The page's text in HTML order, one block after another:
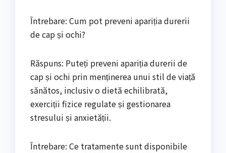
Întrebare: Cum pot preveni apariția durerii
de cap și ochi?
Răspuns: Puteți preveni apariția durerii de
cap și ochi prin menținerea unui stil de viață
sănătos, inclusiv o dietă echilibrată,
exerciții fizice regulate și gestionarea
stresului și anxietății.
Întrebare: Ce tratamente sunt disponibile